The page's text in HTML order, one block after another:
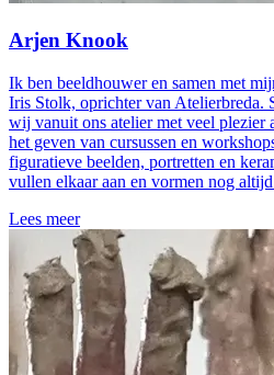
Arjen Knook
Ik ben beeldhouwer en samen met
Iris Stolk, oprichter van Atelierbreda.
wij vanuit ons atelier met veel plezier
het geven van cursussen en
figuratieve beelden, portretten en
vullen elkaar aan en vormen nog
Lees meer